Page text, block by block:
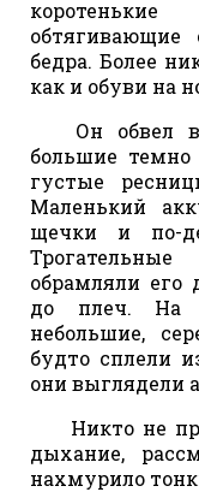
обтягивающие
бедра. Более
как и обуви на
Он обвел
большие темно
густые
Маленький
щечки и по-
обрамляли его
до плеч. На
небольшие,
будто сплели
они
Никто не
дыхание,
нахмурило